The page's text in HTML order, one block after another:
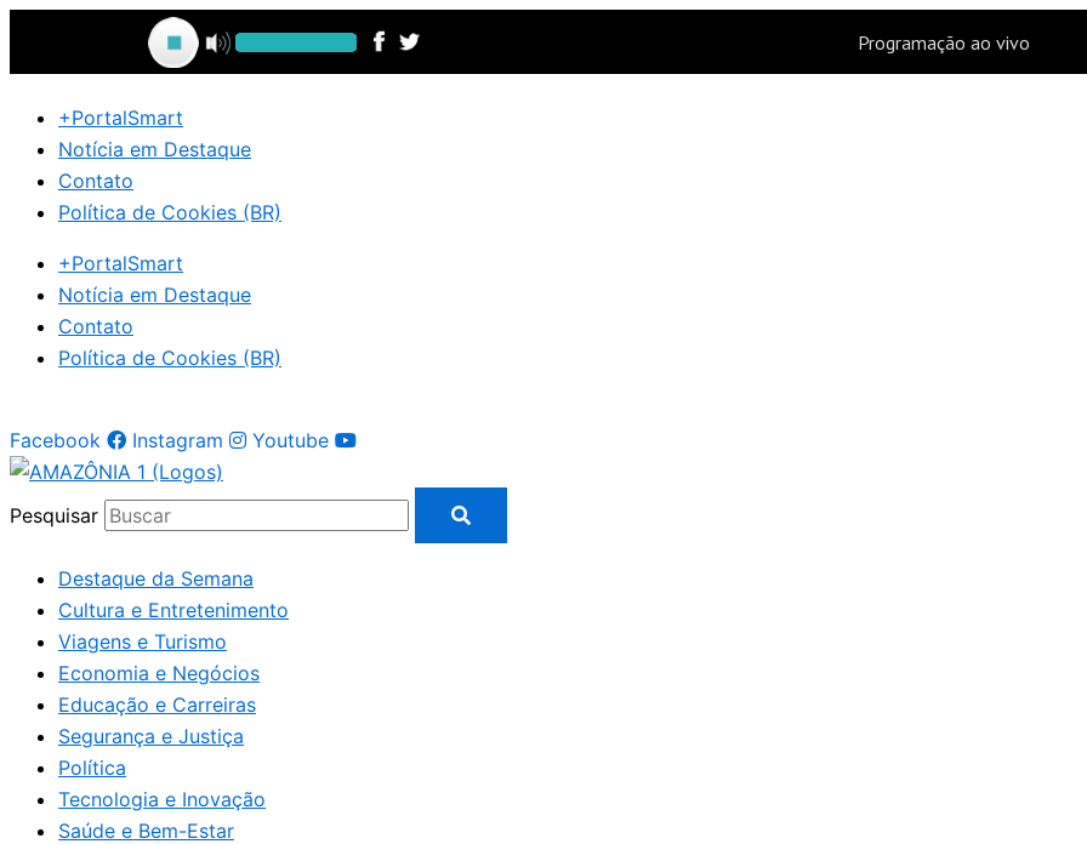
Ir
o
conteúdo+PortalSmart
Notícia em Destaque
Contato
Política de Cookies (BR)
+PortalSmart
Notícia em Destaque
Contato
Política de Cookies (BR)
Facebook Instagram Youtube
Pesquisar
Destaque da Semana
Cultura e Entretenimento
Viagens e Turismo
Economia e Negócios
Educação e Carreiras
Segurança e Justiça
Política
Tecnologia e Inovação
Saúde e Bem-Estar